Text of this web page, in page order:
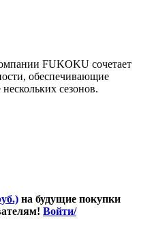
FUKOKU сочетает
обеспечивающие
нескольких сезонов.
на будущие покупки
Войти/